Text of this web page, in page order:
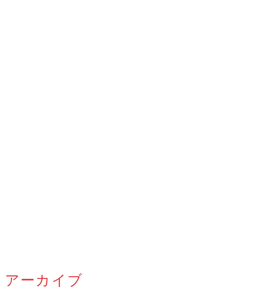
アーカイブ